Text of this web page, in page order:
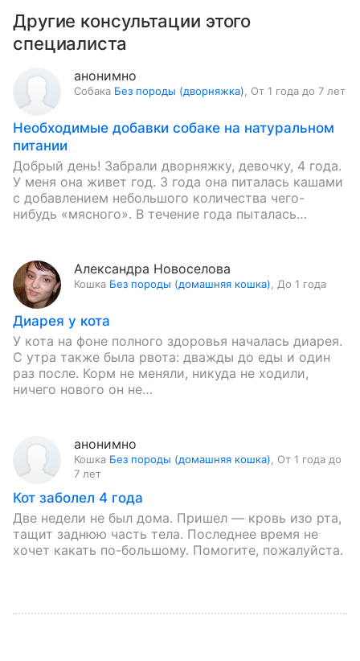
Другие консультации этого
специалиста
анонимно
Собака Без породы (дворняжка) От 1 года до 7 лет
Необходимые добавки собаке на натуральном
питании
Добрый день! Забрали дворняжку, девочку, 4 года.
У меня она живет год. 3 года она питалась кашами
с добавлением небольшого количества чего-
нибудь «мясного». В течение года пыталась
Александра Новоселова
Кошка Без породы (домашняя кошка) До 1 года
Диарея у кота
У кота на фоне полного здоровья началась диарея.
С утра также была рвота: дважды до еды и один
раз после. Корм не меняли, никуда не ходили,
ничего нового он не…
анонимно
Кошка Без породы (домашняя кошка)
От 1 года до
7 лет
Кот заболел 4 года
Две недели не был дома. Пришел — кровь изо рта,
тащит заднюю часть тела. Последнее время не
хочет какать по-большому. Помогите, пожалуйста.